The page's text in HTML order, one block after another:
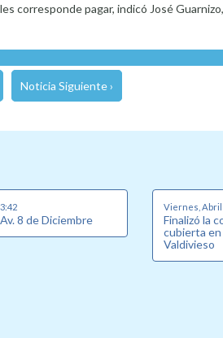
corresponde pagar, indicó José
Noticia Siguiente ›
8 de Diciembre
Viernes, Abril
Finalizó la
cubierta
Valdivieso